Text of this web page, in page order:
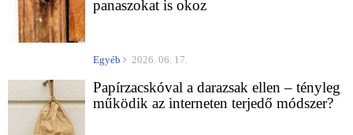
panaszokat is okoz
Egyéb 2026. 06. 17.
Papírzacskóval a darazsak ellen – tényleg
működik az interneten terjedő módszer?